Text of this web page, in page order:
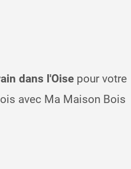
dans l'Oise pour votre
avec Ma Maison Bois